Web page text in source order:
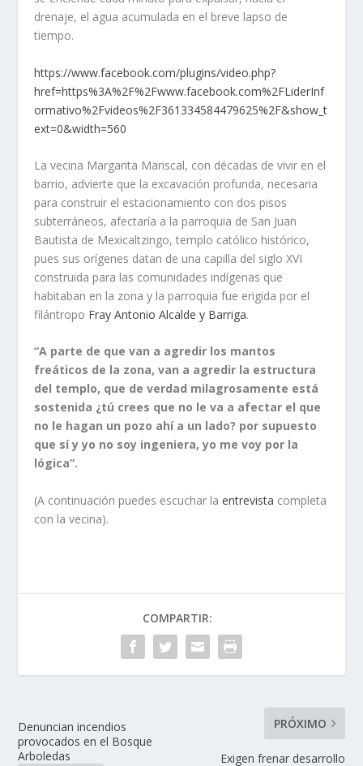
drenaje, el agua acumulada en el breve lapso de
tiempo.
https://www.facebook.com/plugins/video.php?
href=https%3A%2F%2Fwww.facebook.com%2FLiderInf
ormativo%2Fvideos%2F361334584479625%2F&show_t
ext=0&width=560
La vecina Margarita Mariscal, con décadas de vivir en el
barrio, advierte que la excavación profunda, necesaria
para construir el estacionamiento con dos pisos
subterráneos, afectaría a la parroquia de San Juan
Bautista de Mexicaltzingo, templo católico histórico,
pues sus orígenes datan de una capilla del siglo XVI
construida para las comunidades indígenas que
habitaban en la zona y la parroquia fue erigida por el
filántropo Fray Antonio Alcalde y Barriga.
“A parte de que van a agredir los mantos
freáticos de la zona, van a agredir la estructura
del templo, que de verdad milagrosamente está
sostenida ¿tú crees que no le va a afectar el que
no le hagan un pozo ahí a un lado? por supuesto
que sí y yo no soy ingeniera, yo me voy por la
lógica”.
(A continuación puedes escuchar laentrevista completa
con la vecina).
COMPARTIR:
Denuncian incendios
provocados en el Bosque
Arboledas
PRÓXIMO
Exigen frenar desarrollo